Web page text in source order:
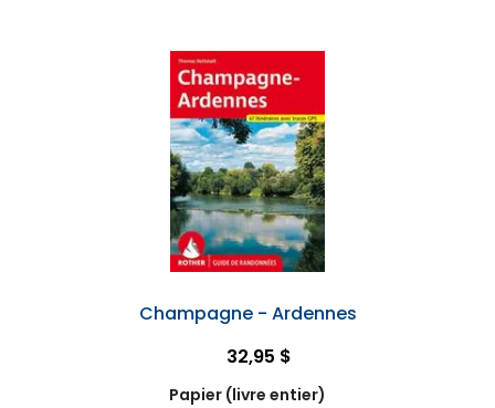
Champagne - Ardennes
32,95 $
Papier (livre entier)